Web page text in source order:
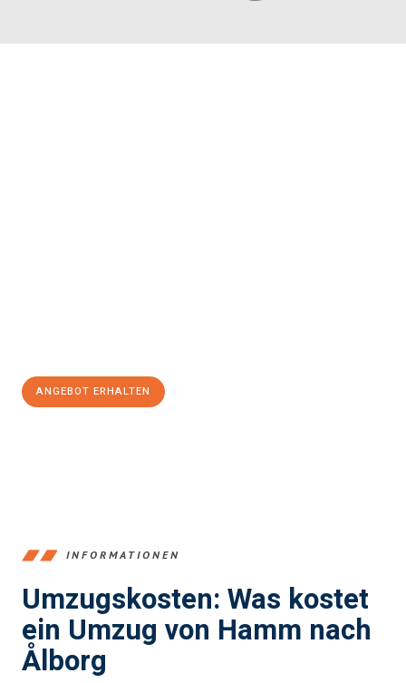
ANGEBOT ERHALTEN
INFORMATIONEN
Umzugskosten: Was kostet
ein Umzug von Hamm nach
Ålborg